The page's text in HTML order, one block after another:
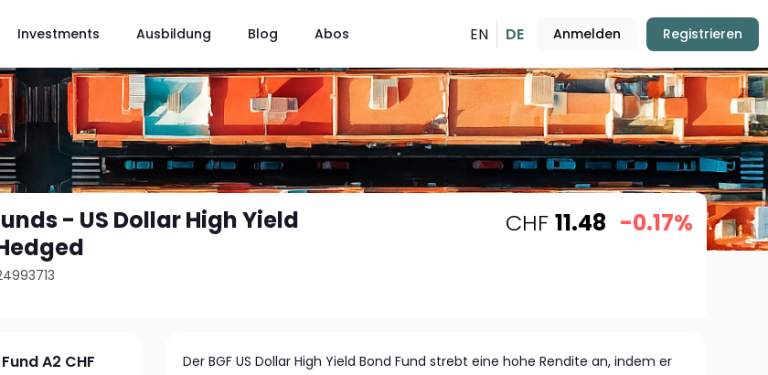
Investments Ausbildung Blog Abos EN DE Anmelden Registrieren
- US Dollar High Yield
CHF 11.48 -0.17%
A2 CHF
Der BGF US Dollar High Yield Bond Fund strebt eine hohe Rendite an, indem er